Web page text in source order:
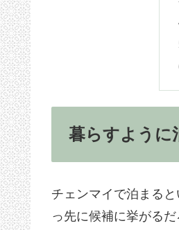
暮らすように
チェンマイで泊まる
っ先に候補に挙がる